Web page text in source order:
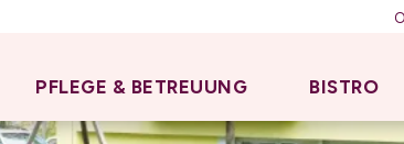
PFLEGE & BETREUUNG BISTRO